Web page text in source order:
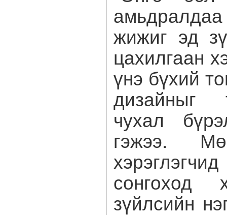
жижиг эд
цахилгаан
үнэ бүхий
дизайныг
чухал
гэжээ.
сонгоход
зүйлсийн